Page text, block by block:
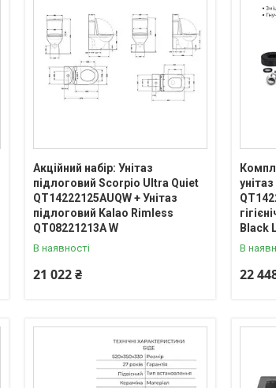
Акційний набір: Унітаз
підлоговий Scorpio Ultra Quiet
QT14222125AUQW + Унітаз
підлоговий Kalao Rimless
QT08221213A W
В наявності
21 022 ₴
Black
В
22